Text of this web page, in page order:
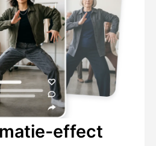
effect